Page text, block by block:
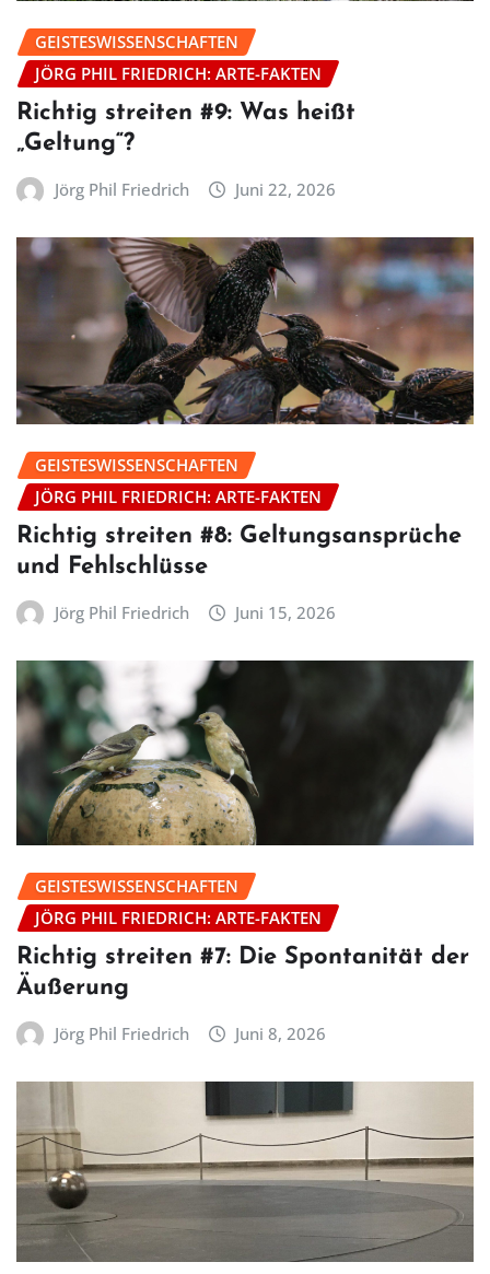
GEISTESWISSENSCHAFTEN
JÖRG PHIL FRIEDRICH: ARTE-FAKTEN
Richtig streiten #9: Was heißt
„Geltung“?
Jörg Phil Friedrich Juni 22, 2026
GEISTESWISSENSCHAFTEN
JÖRG PHIL FRIEDRICH: ARTE-FAKTEN
Richtig streiten #8: Geltungsansprüche
und Fehlschlüsse
Jörg Phil Friedrich Juni 15, 2026
GEISTESWISSENSCHAFTEN
JÖRG PHIL FRIEDRICH: ARTE-FAKTEN
Richtig streiten #7: Die Spontanität der
Äußerung
Jörg Phil Friedrich Juni 8, 2026